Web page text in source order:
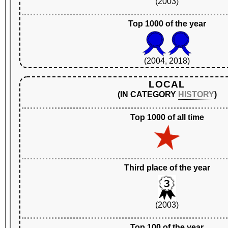
Top 1000 of the year
(2004, 2018)
LOCAL
(IN CATEGORY HISTORY)
Top 1000 of all time
Third place of the year
(2003)